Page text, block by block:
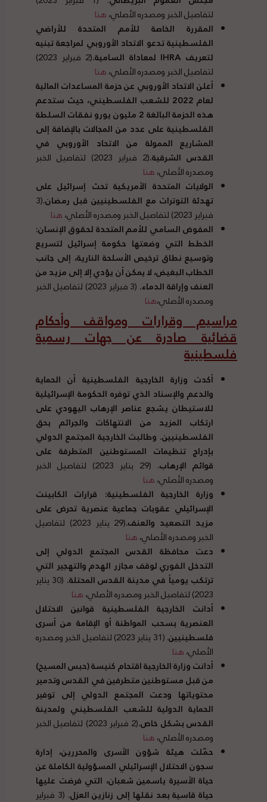
لتفاصيل الخبر ومصدره الأصلي،هنا
المقررة الخاصة للأمم المتحدة للأراضي
الفلسطينية تدعو الاتحاد الأوروبي لمراجعة تبنيه
لتعريف IHRA لمعاداة السامية
.
(2 فبراير 2023)
لتفاصيل الخبر ومصدره الأصلي،هنا
أعلن الاتحاد الأوروبي عن حزمة المساعدات المالية
لعام 2022 للشعب الفلسطيني، حيث ستدعم
هذه الحزمة البالغة2 مليون يورو نفقات السلطة
الفلسطينية على عدد من المجالات بالإضافة إلى
المشاريع الممولة من الاتحاد الأوروبي في
القدس الشرقية.
(2 فبراير 2023) لتفاصيل الخبر
ومصدره الأصلي،هنا
الولايات المتحدة الأمريكية تحث إسرائيل على
تهدئة التوترات مع الفلسطينيين قبل رمضان.
(3
فبراير 2023) لتفاصيل الخبر ومصدره الأصلي،
هنا
المفوض السامي للأمم المتحدة لحقوق الإنسان:
الخطط التي وضعتها حكومة إسرائيل لتسريع
وتوسيع نطاق ترخيص الأسلحة النارية، إلى جانب
الخطاب البغيض، لا يمكن أن يؤدي إلا إلى مزيد من
العنف وإراقة الدماء.
(3 فبراير 2023) لتفاصيل الخبر
ومصدره الأصلي،هنا
مراسيم وقرارات ومواقف وأحكام
قضائية صادرة عن جهات رسمية
فلسطينية
أكدت وزارة الخارجية الفلسطينية أن الحماية
والدعم والإسناد الذي توفره الحكومة الإسرائيلية
للاستيطان يشجع عناصر الإرهاب اليهودي على
ارتكاب المزيد من الانتهاكات والجرائم بحق
الفلسطينيين. وطالبت الخارجية المجتمع الدولي
بإدراج تنظيمات المستوطنين المتطرفة على
قوائم الإرهاب.
(29 يناير 2023) لتفاصيل الخبر
ومصدره الأصلي،هنا
وزارة الخارجية الفلسطينية: قرارات الكابينت
الإسرائيلي عقوبات جماعية عنصرية تحرض على
مزيد التصعيد والعنف.
(29 يناير 2023) لتفاصيل
الخبر ومصدره الأصلي،هنا
دعت محافظة القدس المجتمع الدولي إلى
التدخل الفوري لوقف مجازر الهدم والتهجير التي
ترتكب يومياً في مدينة القدس المحتلة.
(30 يناير
2023) لتفاصيل الخبر ومصدره الأصلي،
هنا
أدانت الخارجية الفلسطينية قوانين الاحتلال
العنصرية بسحب المواطنة أو الإقامة من أسرى
فلسطينيين
. (31 يناير 2023) لتفاصيل الخبر ومصدره
الأصلي،هنا
أدانت وزارة الخارجية اقتحام كنيسة(حبس المسيح)
من قبل مستوطنين متطرفين في القدس وتدمير
محتوياتها ودعت المجتمع الدولي إلى توفير
الحماية الدولية للشعب الفلسطيني ولمدينة
القدس بشكل خاص.
(2 فبراير 2023) لتفاصيل الخبر
ومصدره الأصلي،هنا
حمّلت هيئة شؤون الأسرى والمحررين، إدارة
سجون الاحتلال الإسرائيلي المسؤولية الكاملة عن
حياة الأسيرة ياسمين شعبان، التي فرضت عليها
حياة قاسية بعد نقلها إلى زنازين العزل.
(3 فبراير